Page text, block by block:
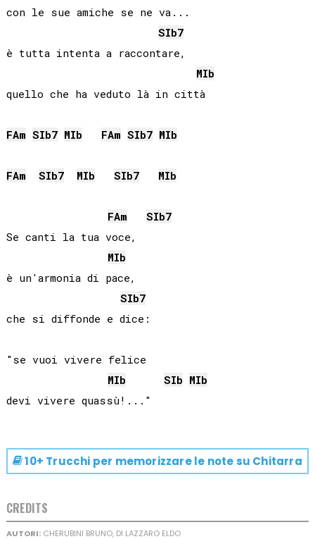
con le sue amiche se ne va...
SIb7
è tutta intenta a raccontare,
MIb
quello che ha veduto là in città
FAm SIb7 MIb FAm SIb7 MIb
FAm SIb7 MIb SIb7 MIb
FAm SIb7
Se canti la tua voce,
MIb
è un'armonia di pace,
SIb7
che si diffonde e dice:
"se vuoi vivere felice
MIb
SIb MIb
10+ Trucchi per memorizzare le note su Chitarra
CREDITS
AUTORI:CHERUBINI BRUNO, DI LAZZARO ELDO